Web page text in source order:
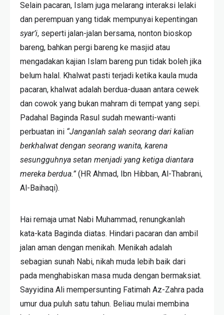
Selain pacaran, Islam juga melarang interaksi lelaki
dan perempuan yang tidak mempunyai kepentingan
syar’i, seperti jalan-jalan bersama, nonton bioskop
bareng, bahkan pergi bareng ke masjid atau
mengadakan kajian Islam bareng pun tidak boleh jika
belum halal. Khalwat pasti terjadi ketika kaula muda
pacaran, khalwat adalah berdua-duaan antara cewek
dan cowok yang bukan mahram di tempat yang sepi.
Padahal Baginda Rasul sudah mewanti-wanti
perbuatan ini “Janganlah salah seorang dari kalian
berkhalwat dengan seorang wanita, karena
sesungguhnya setan menjadi yang ketiga diantara
mereka berdua.” (HR Ahmad, Ibn Hibban, Al-Thabrani,
Al-Baihaqi).
Hai remaja umat Nabi Muhammad, renungkanlah
kata-kata Baginda diatas. Hindari pacaran dan ambil
jalan aman dengan menikah. Menikah adalah
sebagian sunah Nabi, nikah muda lebih baik dari
pada menghabiskan masa muda dengan bermaksiat.
Sayyidina Ali mempersunting Fatimah Az-Zahra pada
umur dua puluh satu tahun. Beliau mulai membina